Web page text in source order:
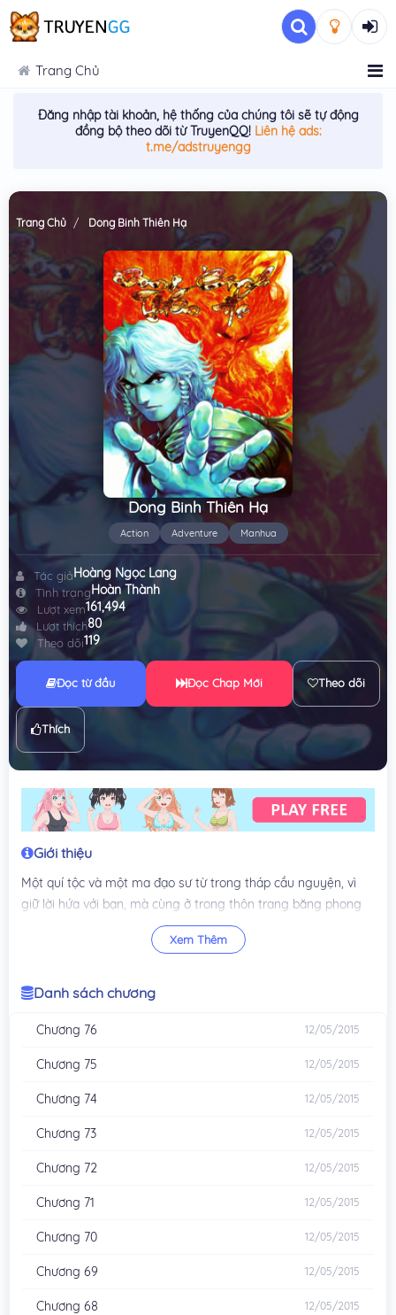
Trang Chủ
Đăng nhập tài khoản, hệ thống của chúng tôi sẽ tự động
đồng bộ theo dõi từ TruyenQQ! Liên hệ ads:
t.me/adstruyengg
Trang Chủ Dong Binh Thiên Hạ
Dong Binh Thiên Hạ
Action Adventure Manhua
Tác giảHoàng Ngọc Lang
Tình trạngHoàn Thành
Lượt xem161,494
Lượt thích80
Theo dõi119
Đọc từ đầu Đọc Chap Mới Theo dõi
Thích
Giới thiệu
Một quí tộc và một ma đạo sư từ trong tháp cầu nguyện, vì
giữ lời hứa với bạn, mà cùng ở trong thôn trang băng phong
đại địa mười năm quí giá, họ huấn luyện bồi dưỡng nghiên
cách hai vị thiếu niên – ngải mễ (Amy) và Đại Thanh Sơn,
Lục Nhi.
nhỏ, khiêu chiến thành công nhiệm vụ.
Xem Thêm
Danh sách chương
Chương 76 12/05/2015
Chương 75 12/05/2015
Chương 74 12/05/2015
Chương 73 12/05/2015
Chương 72 12/05/2015
Chương 71 12/05/2015
Chương 70 12/05/2015
Chương 69 12/05/2015
Chương 68 12/05/2015